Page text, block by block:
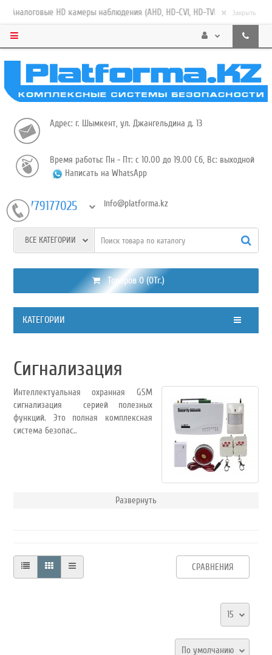
Аналоговые HD камеры наблюдения (AHD, HD-CVI, HD-TVI). Цифровые IP
× Закрыть
Адрес: г. Шымкент, ул. Джангельдина д. 13
Время работы: Пн - Пт: с 10.00 до 19.00 Сб, Вс: выходной
Написать на WhatsApp
+77779177025 info@platforma.kz
ВСЕ КАТЕГОРИИ
Товаров 0 (0Тг.)
КАТЕГОРИИ
Сигнализация
Интеллектуальная охранная GSM
сигнализация серией полезных
функций. Это полная комплексная
система безопас..
Развернуть
СРАВНЕНИЯ
15
По умолчанию